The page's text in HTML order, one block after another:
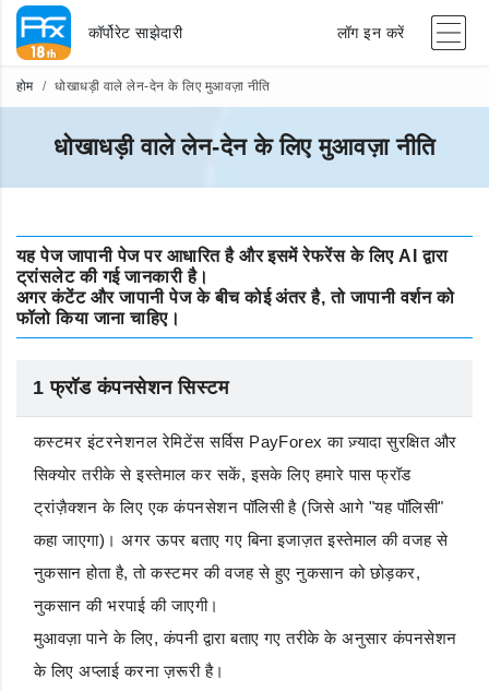
कॉर्पोरेट साझेदारी लॉग इन करें
होम धोखाधड़ी वाले लेन-देन के लिए मुआवज़ा नीति
धोखाधड़ी वाले लेन-देन के लिए मुआवज़ा नीति
यह पेज जापानी पेज पर आधारित है और इसमें रेफरेंस के लिए AI द्वारा
ट्रांसलेट की गई जानकारी है।
अगर कंटेंट और जापानी पेज के बीच कोई अंतर है, तो जापानी वर्शन को
फॉलो किया जाना चाहिए।
1 फ्रॉड कंपनसेशन सिस्टम
कस्टमर इंटरनेशनल रेमिटेंस सर्विस PayForex का ज़्यादा सुरक्षित और
सिक्योर तरीके से इस्तेमाल कर सकें, इसके लिए हमारे पास फ्रॉड
ट्रांज़ैक्शन के लिए एक कंपनसेशन पॉलिसी है (जिसे आगे "यह पॉलिसी"
कहा जाएगा)। अगर ऊपर बताए गए बिना इजाज़त इस्तेमाल की वजह से
नुकसान होता है, तो कस्टमर की वजह से हुए नुकसान को छोड़कर,
नुकसान की भरपाई की जाएगी।
मुआवज़ा पाने के लिए, कंपनी द्वारा बताए गए तरीके के अनुसार कंपनसेशन
के लिए अप्लाई करना ज़रूरी है।